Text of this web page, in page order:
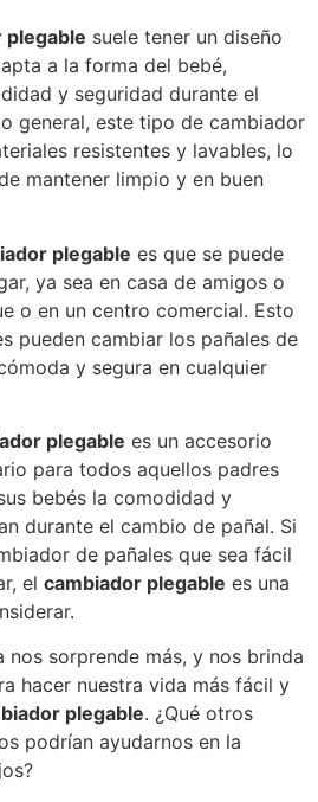
plegable suele tener un diseño
a la forma del bebé,
y seguridad durante el
general, este tipo de cambiador
resistentes y lavables, lo
mantener limpio y en buen
plegable es que se puede
ya sea en casa de amigos o
o en un centro comercial. Esto
pueden cambiar los pañales de
y segura en cualquier
plegable es un accesorio
para todos aquellos padres
bebés la comodidad y
durante el cambio de pañal. Si
de pañales que sea fácil
el cambiador plegable es una
nos sorprende más, y nos brinda
hacer nuestra vida más fácil y
plegable. ¿Qué otros
podrían ayudarnos en la